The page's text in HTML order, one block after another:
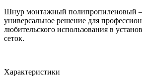
Шнур монтажный полипропиленовый
универсальное решение для
любительского использования в
сеток.
Характеристики